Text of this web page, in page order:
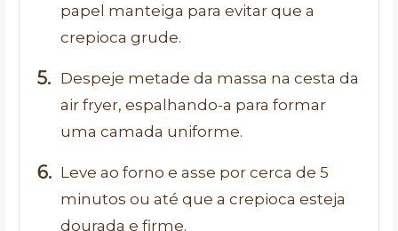
papel manteiga para evitar que a
crepioca grude.
Despeje metade da massa na cesta da
air fryer, espalhando-a para formar
uma camada uniforme.
Leve ao forno e asse por cerca de 5
minutos ou até que a crepioca esteja
dourada e firme.